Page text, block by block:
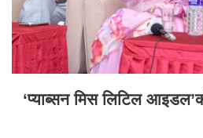
‘प्याब्सन मिस लिटिल